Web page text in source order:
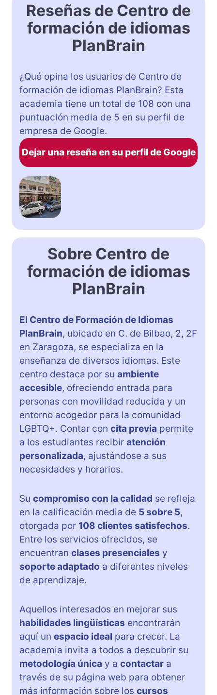
Reseñas de Centro de
formación de idiomas
PlanBrain
¿Qué opina los usuarios de Centro de
formación de idiomas PlanBrain? Esta
academia tiene un total de 108 con una
puntuación media de 5 en su perfil de
empresa de Google.
Dejar una reseña en su perfil de Google
Sobre Centro de
formación de idiomas
PlanBrain
El Centro de Formación de Idiomas
PlanBrain, ubicado en C. de Bilbao, 2, 2F
en Zaragoza, se especializa en la
enseñanza de diversos idiomas. Este
centro destaca por su ambiente
accesible, ofreciendo entrada para
personas con movilidad reducida y un
entorno acogedor para la comunidad
LGBTQ+. Contar con cita previa permite
a los estudiantes recibir atención
personalizada, ajustándose a sus
necesidades y horarios.
Su compromiso con la calidad se refleja
en la calificación media de 5 sobre 5,
otorgada por 108 clientes satisfechos.
Entre los servicios ofrecidos, se
encuentran clases presenciales y
soporte adaptado a diferentes niveles
de aprendizaje.
Aquellos interesados en mejorar sus
habilidades lingüísticas encontrarán
aquí un espacio ideal para crecer. La
academia invita a todos a descubrir su
metodología única y a contactar a
través de su página web para obtener
más información sobre los cursos